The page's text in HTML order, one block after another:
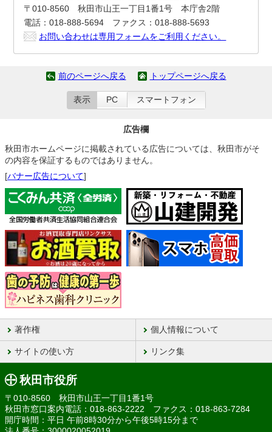
〒010-8560 秋田市山王一丁目1番1号 本庁舎2階
電話：018-888-5694 ファクス：018-888-5693
お問い合わせは専用フォームをご利用ください。
前のページへ戻る トップページへ戻る
表示 PC スマートフォン
広告欄
秋田市ホームページに掲載されている広告については、秋田市がそ
の内容を保証するものではありません。
[バナー広告について]
著作権 個人情報について
サイトの使い方 リンク集
秋田市役所
〒010-8560 秋田市山王一丁目1番1号
秋田市窓口案内電話：018-863-2222 ファクス：018-863-7284
開庁時間：平日 午前8時30分から午後5時15分まで